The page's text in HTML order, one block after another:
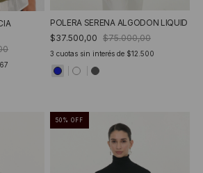
POLERA SERENA ALGODON LIQUID
$37.500,00 $75.000,00
3 cuotas sin interés de $12.500
50 % OFF